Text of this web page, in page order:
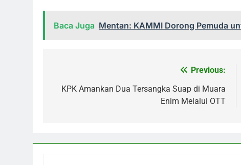
Baca Juga Mentan: KAMMI Dorong Pemuda
pos
Previous:
KPK Amankan Dua Tersangka Suap di Muara
Enim Melalui OTT